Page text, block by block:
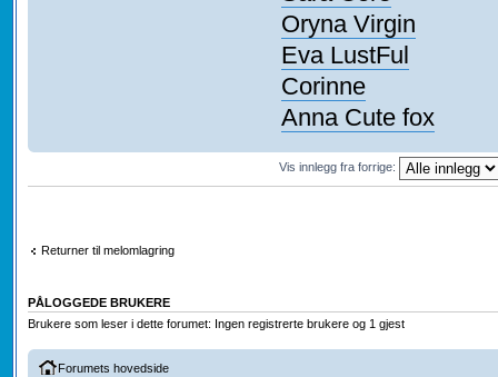
Oryna Virgin
Eva LustFul
Corinne
Anna Cute fox
Vis innlegg fra forrige:
Returner til melomlagring
PÅLOGGEDE BRUKERE
Brukere som leser i dette forumet: Ingen registrerte brukere og 1 gjest
Forumets hovedside